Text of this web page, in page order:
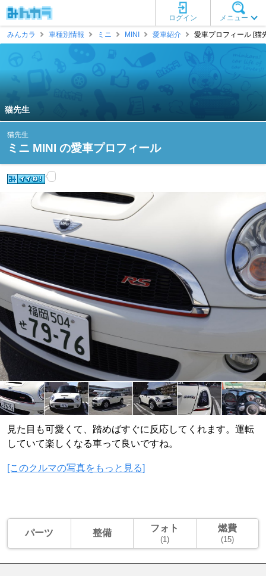
メニュー
ログイン
みんカラ
車種別情報 ミニ MINI 愛車紹介 愛車プロフィール [猫
猫先生
猫先生
ミニ MINI の愛車プロフィール
見た目も可愛くて、踏めばすぐに反応してくれます。運転
していて楽しくなる車って良いですね。
[このクルマの写真をもっと見る]
パーツ 整備 フォト
(1)
燃費
(15)